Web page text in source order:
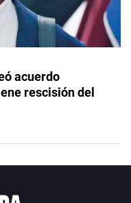
acuerdo
rescisión del